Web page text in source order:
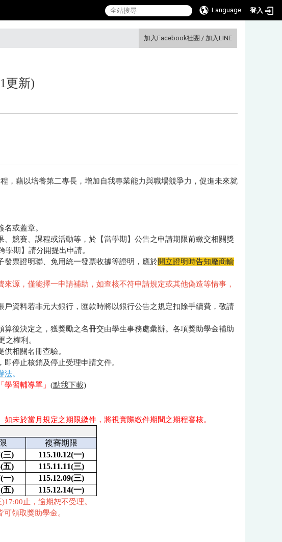
Language 登入
加入Facebook社團 / 加入LINE
更新)
，藉以培養第二專長，增加自我專業能力與職場競爭力，促進未來就
或蓋章。
競賽、課程或活動等，於【當學期】公告之申請期限前繳交相關獎
期】請分開提出申請。
票證明聯、免用統一發票收據等證明，應於開立證明時告知廠商輸
來源，僅能擇一申請補助，如查核不符申請規定或其他偽造等情事，
資料若非元大銀行，匯款時將以銀行公告之規定扣除手續費，敬請
後決定之，獲獎勵之名冊交由學生事務處彙辦。各項獎助學金補助
之權利。
相關名冊查驗。
停止核銷及停止受理申請文件。
法。
習輔導單」 (點我下載)
如未於當月規定之期限繳件，將視實際繳件期間之期程審核。
複審期限
三) 115.10.12(一)
五) 115.11.11(三)
一) 115.12.09(三)
五) 115.12.14(一)
止，逾期恕不受理。
領取獎助學金。